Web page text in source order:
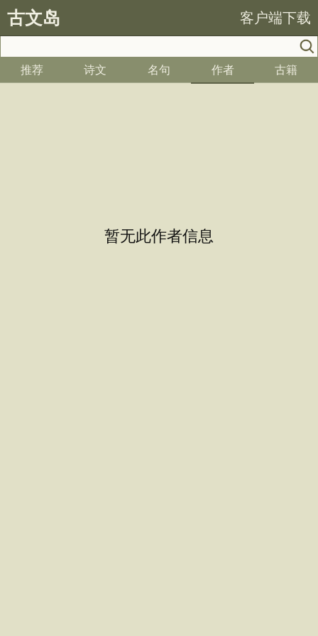
古文岛 客户端下载
推荐 诗文 名句 作者 古籍
暂无此作者信息